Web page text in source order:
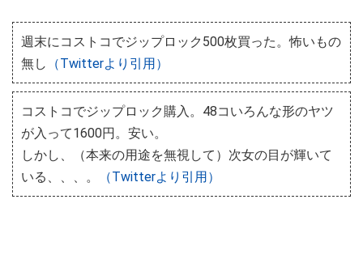
週末にコストコでジップロック500枚買った。怖いもの
無し
（Twitterより引用）
コストコでジップロック購入。48コいろんな形のヤツ
が入って1600円。安い。
しかし、（本来の用途を無視して）次女の目が輝いて
いる、、、。
（Twitterより引用）